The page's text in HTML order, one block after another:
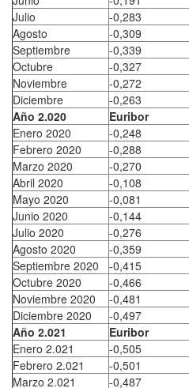
Julio
-0,283
Agosto
-0,309
Septiembre
-0,339
Octubre
-0,327
Noviembre
-0,272
Diciembre
-0,263
Año 2.020
Euribor
Enero 2020
-0,248
Febrero 2020
-0,288
Marzo 2020
-0,270
Abril 2020
-0,108
Mayo 2020
-0,081
Junio 2020
-0,144
Julio 2020
-0,276
Agosto 2020
-0,359
Septiembre 2020
-0,415
Octubre 2020
-0,466
Noviembre 2020
-0,481
Diciembre 2020
-0,497
Año 2.021
Euribor
Enero 2.021
-0,505
Febrero 2.021
-0,501
Marzo 2.021
-0,487